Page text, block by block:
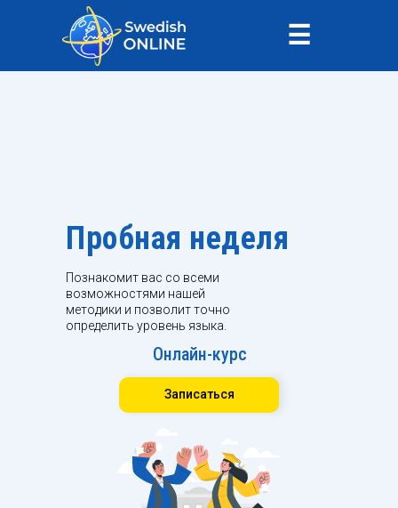
☰
Пробная неделя
Познакомит вас со всеми
возможностями нашей
методики и позволит точно
определить уровень языка.
Онлайн-курс
Записаться